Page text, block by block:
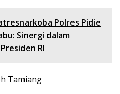
Polres Pidie
Sinergi dalam
RI
Tamiang